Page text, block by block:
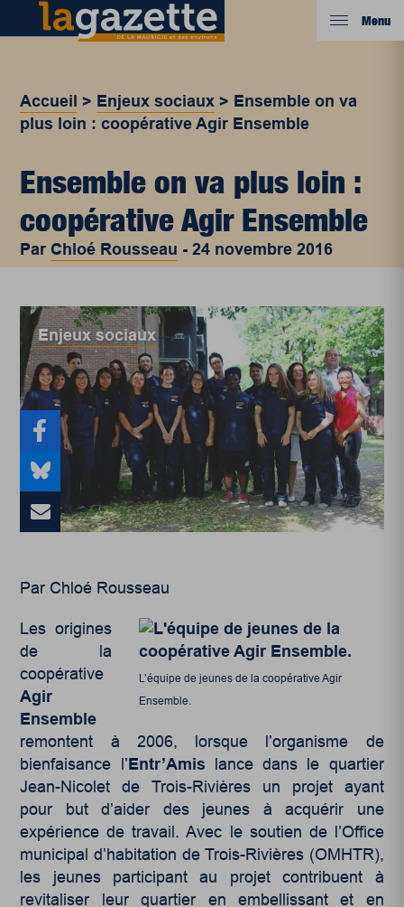
Menu
Accueil > Enjeux sociaux > Ensemble on va
plus loin : coopérative Agir Ensemble
Ensemble on va plus loin :
coopérative Agir Ensemble
Par Chloé Rousseau -24 novembre 2016
Enjeux sociaux
Par Chloé Rousseau
L’équipe de jeunes de la coopérative Agir
Ensemble.
Les origines
de la
coopérative
Agir
Ensemble
remontent à 2006, lorsque l’organisme de
bienfaisance l’Entr’Amis lance dans le quartier
Jean-Nicolet de Trois-Rivières un projet ayant
pour but d’aider des jeunes à acquérir une
expérience de travail. Avec le soutien de l’Office
municipal d’habitation de Trois-Rivières (OMHTR),
les jeunes participant au projet contribuent à
revitaliser leur quartier en embellissant et en